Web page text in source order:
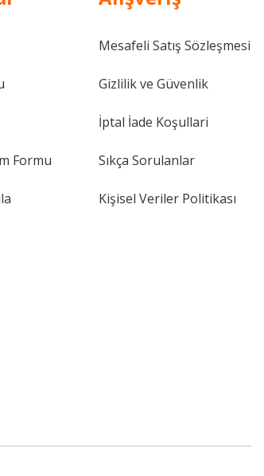
Formu
Mesafeli Satış Sözleşmesi
Gizlilik ve Güvenlik
İptal İade Koşullari
Sıkça Sorulanlar
Kişisel Veriler Politikası